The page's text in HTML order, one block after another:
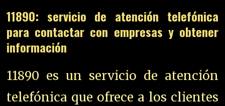
11890: servicio de atención telefónica
para contactar con empresas y obtener
información
11890 es un servicio de atención
telefónica que ofrece a los clientes